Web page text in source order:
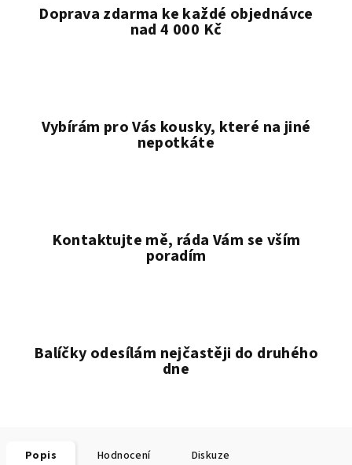
Doprava zdarma ke každé objednávce
nad 4 000 Kč
Vybírám pro Vás kousky, které na jiné
nepotkáte
Kontaktujte mě, ráda Vám se vším
poradím
Balíčky odesílám nejčastěji do druhého
dne
Popis Hodnocení Diskuze